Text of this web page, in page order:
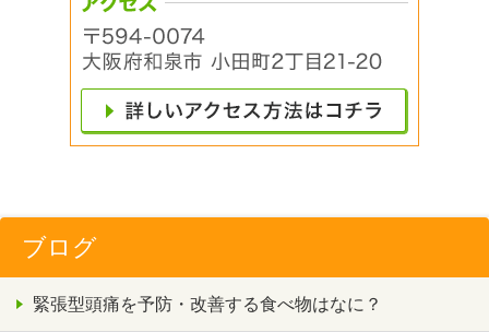
ブログ
緊張型頭痛を予防・改善する食べ物はなに？